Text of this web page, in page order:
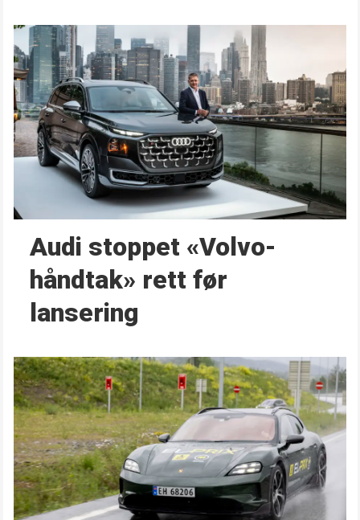
Audi stoppet «Volvo-
håndtak» rett før
lansering